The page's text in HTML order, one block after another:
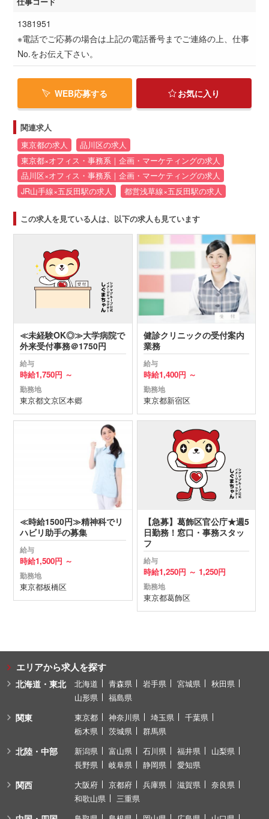
1381951
※電話でご応募の場合は上記の電話番号までご連絡の上、仕事
No.をお伝え下さい。
WEB応募する お気に入り
関連求人
東京都の求人
品川区の求人
東京都×オフィス・事務系｜企画・マーケティングの求人
品川区×オフィス・事務系｜企画・マーケティングの求人
JR山手線×五反田駅の求人
都営浅草線×五反田駅の求人
この求人を見ている人は、以下の求人も見ています
≪未経験OK◎≫大学病院で
外来受付事務＠1750円
給与
時給1,750円 ～
勤務地
東京都文京区本郷
健診クリニックの受付案内
業務
給与
時給1,400円 ～
勤務地
東京都新宿区
≪時給1500円≫精神科でリ
ハビリ助手の募集
給与
時給1,500円 ～
勤務地
東京都板橋区
【急募】葛飾区官公庁★週5
日勤務！窓口・事務スタッ
フ
給与
時給1,250円 ～ 1,250円
勤務地
東京都葛飾区
エリアから求人を探す
北海道・東北 北海道 青森県 岩手県 宮城県
秋田県
山形県
福島県
関東 東京都 神奈川県 埼玉県
千葉県
栃木県
茨城県 群馬県
北陸・中部 新潟県 富山県 石川県 福井県
山梨県
長野県
岐阜県 静岡県 愛知県
関西 大阪府 京都府 兵庫県 滋賀県
奈良県
和歌山県
三重県